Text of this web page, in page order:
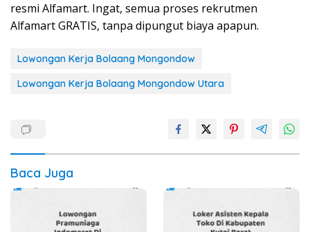
resmi Alfamart. Ingat, semua proses rekrutmen
Alfamart GRATIS, tanpa dipungut biaya apapun.
Lowongan Kerja Bolaang Mongondow
Lowongan Kerja Bolaang Mongondow Utara
Baca Juga